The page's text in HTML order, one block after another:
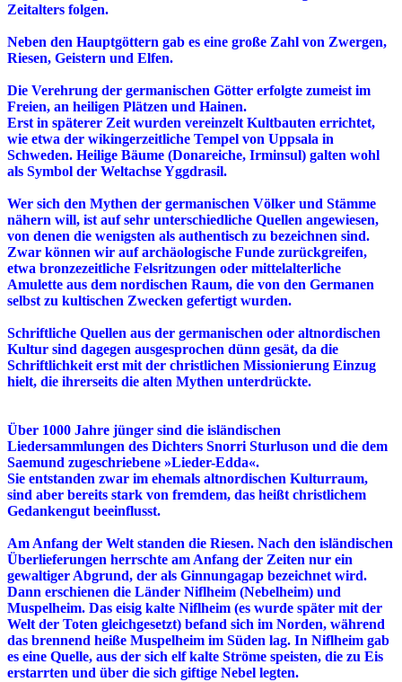
Zeitalters folgen.
Neben den Hauptgöttern gab es eine große Zahl von Zwergen,
Riesen, Geistern und Elfen.
Die Verehrung der germanischen Götter erfolgte zumeist im
Freien, an heiligen Plätzen und Hainen.
Erst in späterer Zeit wurden vereinzelt Kultbauten errichtet,
wie etwa der wikingerzeitliche Tempel von Uppsala in
Schweden. Heilige Bäume (Donareiche, Irminsul) galten wohl
als Symbol der Weltachse Yggdrasil.
Wer sich den Mythen der germanischen Völker und Stämme
nähern will, ist auf sehr unterschiedliche Quellen angewiesen,
von denen die wenigsten als authentisch zu bezeichnen sind.
Zwar können wir auf archäologische Funde zurückgreifen,
etwa bronzezeitliche Felsritzungen oder mittelalterliche
Amulette aus dem nordischen Raum, die von den Germanen
selbst zu kultischen Zwecken gefertigt wurden.
Schriftliche Quellen aus der germanischen oder altnordischen
Kultur sind dagegen ausgesprochen dünn gesät, da die
Schriftlichkeit erst mit der christlichen Missionierung Einzug
hielt, die ihrerseits die alten Mythen unterdrückte.
Über 1000 Jahre jünger sind die isländischen
Liedersammlungen des Dichters Snorri Sturluson und die dem
Saemund zugeschriebene »Lieder-Edda«.
Sie entstanden zwar im ehemals altnordischen Kulturraum,
sind aber bereits stark von fremdem, das heißt christlichem
Gedankengut beeinflusst.
Am Anfang der Welt standen die Riesen. Nach den isländischen
Überlieferungen herrschte am Anfang der Zeiten nur ein
gewaltiger Abgrund, der als Ginnungagap bezeichnet wird.
Dann erschienen die Länder Niflheim (Nebelheim) und
Muspelheim. Das eisig kalte Niflheim (es wurde später mit der
Welt der Toten gleichgesetzt) befand sich im Norden, während
das brennend heiße Muspelheim im Süden lag. In Niflheim gab
es eine Quelle, aus der sich elf kalte Ströme speisten, die zu Eis
erstarrten und über die sich giftige Nebel legten.